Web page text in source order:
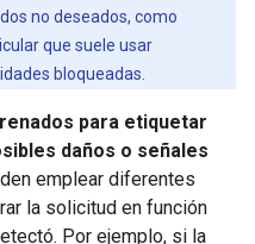
no deseados, como
que suele usar
bloqueadas.
para etiquetar
daños o señales
emplear diferentes
la solicitud en función
Por ejemplo, si la